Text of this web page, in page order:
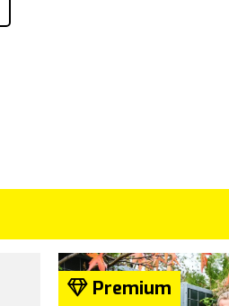
Premium